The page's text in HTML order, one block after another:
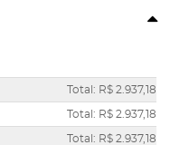
Total: R$ 2.937,18
Total: R$ 2.937,18
Total: R$ 2.937,18